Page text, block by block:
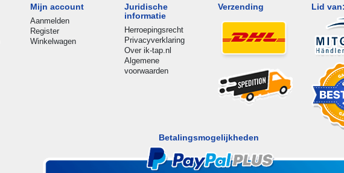
Mijn account
Aanmelden
Register
Winkelwagen
Juridische
informatie
Herroepingsrecht
Privacyverklaring
Over ik-tap.nl
Algemene
voorwaarden
Verzending Lid
Betalingsmogelijkheden